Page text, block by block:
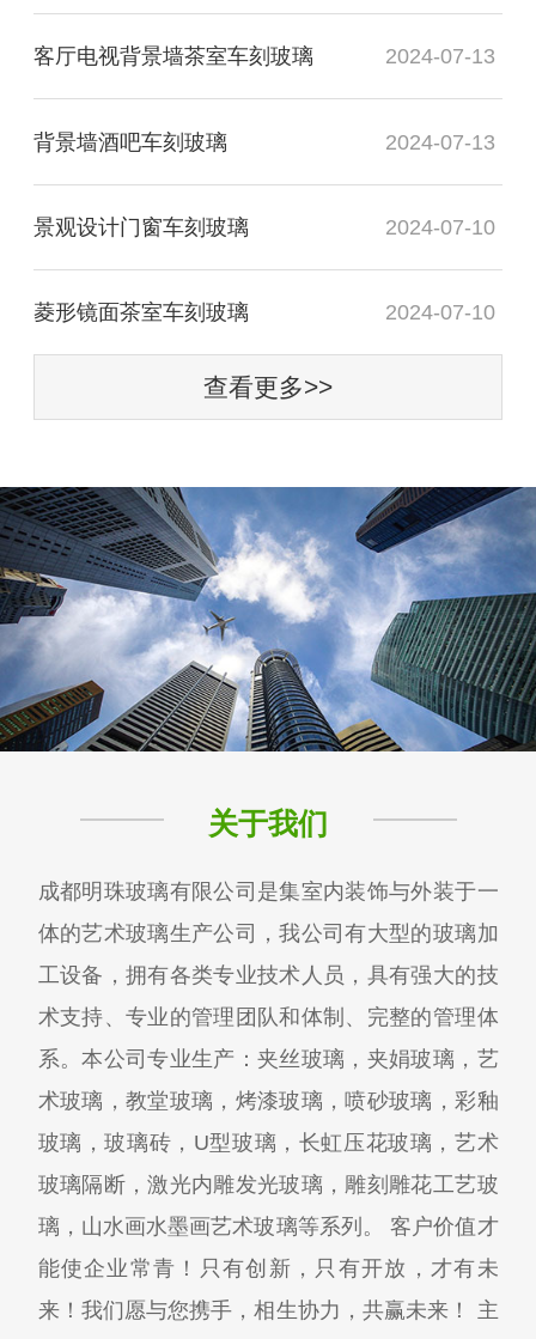
客厅电视背景墙茶室车刻玻璃 2024-07-13
背景墙酒吧车刻玻璃 2024-07-13
景观设计门窗车刻玻璃 2024-07-10
菱形镜面茶室车刻玻璃 2024-07-10
查看更多>>
关于我们
成都明珠玻璃有限公司是集室内装饰与外装于一
体的艺术玻璃生产公司，我公司有大型的玻璃加
工设备，拥有各类专业技术人员，具有强大的技
术支持、专业的管理团队和体制、完整的管理体
系。本公司专业生产：夹丝玻璃，夹娟玻璃，艺
术玻璃，教堂玻璃，烤漆玻璃，喷砂玻璃，彩釉
玻璃，玻璃砖，U型玻璃，长虹压花玻璃，艺术
玻璃隔断，激光内雕发光玻璃，雕刻雕花工艺玻
璃，山水画水墨画艺术玻璃等系列。 客户价值才
能使企业常青！只有创新，只有开放，才有未
来！我们愿与您携手，相生协力，共赢未来！ 主